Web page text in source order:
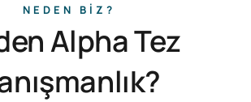
NEDEN BIZ?
Alpha Tez